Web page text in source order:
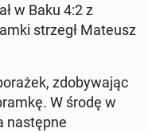
w Baku 4:2 z
strzegł Mateusz
zdoby­wa­jąc
W środę w
następ­ne